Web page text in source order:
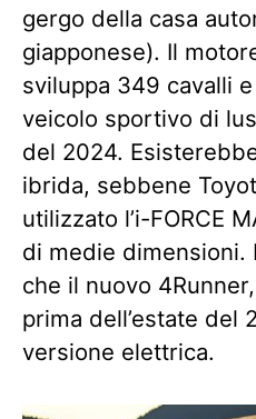
gergo della casa
giapponese). Il
sviluppa 349 cavalli
veicolo sportivo di
del 2024.
ibrida, sebbene
utilizzato l’i-FORCE
di medie dimensioni.
che il nuovo
prima dell’estate del
versione elettrica.